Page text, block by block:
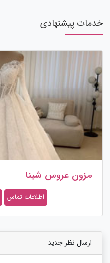
خدمات پیشنهادی
مزون عروس شینا
اطلاعات تماس
ارسال نظر جدید